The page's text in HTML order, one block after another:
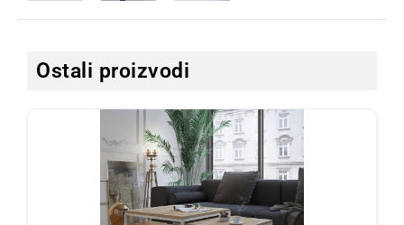
Ostali proizvodi